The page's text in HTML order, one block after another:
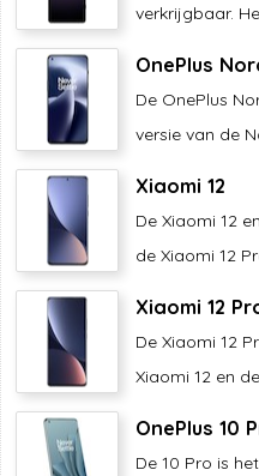
verkrijgbaar.
OnePlus
De OnePlus
versie van de
Xiaomi 12
De Xiaomi 12
de Xiaomi 12
Xiaomi 12
De Xiaomi 12
Xiaomi 12 en
OnePlus 10
De 10 Pro is